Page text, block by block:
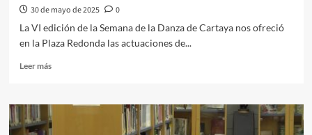
30 de mayo de 2025
0
La VI edición de la Semana de la Danza de Cartaya nos ofreció
en la Plaza Redonda las actuaciones de...
Leer más